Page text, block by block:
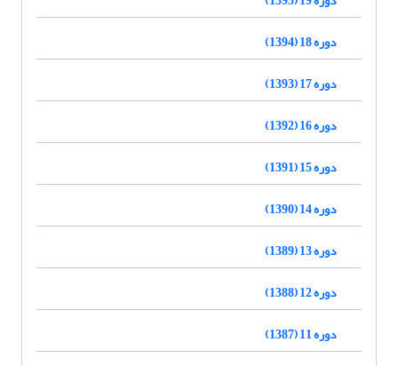
دوره 18 (1394)
دوره 17 (1393)
دوره 16 (1392)
دوره 15 (1391)
دوره 14 (1390)
دوره 13 (1389)
دوره 12 (1388)
دوره 11 (1387)